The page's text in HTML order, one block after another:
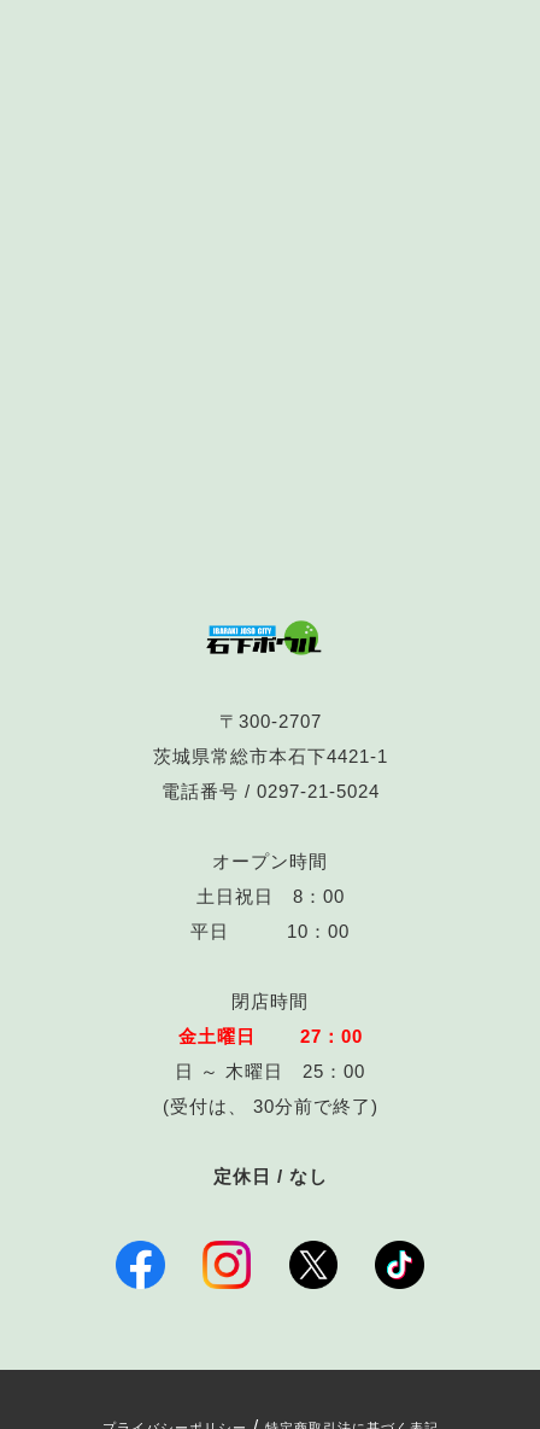
〒300-2707
茨城県常総市本石下4421-1
電話番号 / 0297-21-5024
オープン時間
土日祝日 8：00
平日 10：00
閉店時間
金土曜日 27：00
日 ～ 木曜日 25：00
(受付は、 30分前で終了)
定休日 / なし